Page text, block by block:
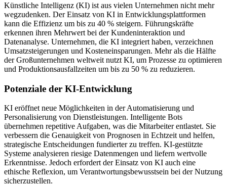
Künstliche Intelligenz (KI) ist aus vielen Unternehmen nicht mehr
wegzudenken. Der Einsatz von KI in Entwicklungsplattformen
kann die Effizienz um bis zu 40 % steigern. Führungskräfte
erkennen ihren Mehrwert bei der Kundeninteraktion und
Datenanalyse. Unternehmen, die KI integriert haben, verzeichnen
Umsatzsteigerungen und Kosteneinsparungen. Mehr als die Hälfte
der Großunternehmen weltweit nutzt KI, um Prozesse zu optimieren
und Produktionsausfallzeiten um bis zu 50 % zu reduzieren.
Potenziale der KI-Entwicklung
KI eröffnet neue Möglichkeiten in der Automatisierung und
Personalisierung von Dienstleistungen. Intelligente Bots
übernehmen repetitive Aufgaben, was die Mitarbeiter entlastet. Sie
verbessern die Genauigkeit von Prognosen in Echtzeit und helfen,
strategische Entscheidungen fundierter zu treffen. KI-gestützte
Systeme analysieren riesige Datenmengen und liefern wertvolle
Erkenntnisse. Jedoch erfordert der Einsatz von KI auch eine
ethische Reflexion, um Verantwortungsbewusstsein bei der Nutzung
sicherzustellen.